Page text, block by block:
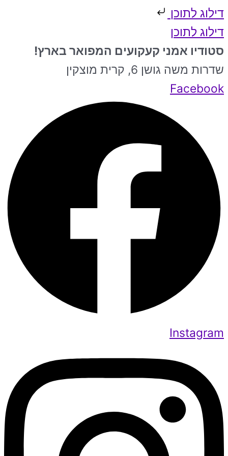
דילוג לתוכן
דילוג לתוכן
סטודיו אמני קעקועים המפואר בארץ!
שדרות משה גושן 6, קרית מוצקין
Facebook
Instagram